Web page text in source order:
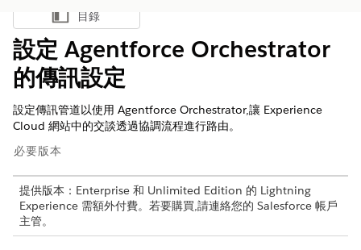
顯示目錄
目錄
設定 Agentforce Orchestrator
的傳訊設定
設定傳訊管道以使用 Agentforce Orchestrator,讓 Experience
Cloud 網站中的交談透過協調流程進行路由。
必要版本
提供版本：Enterprise 和 Unlimited Edition 的 Lightning
Experience 需額外付費。若要購買,請連絡您的 Salesforce 帳戶
主管。